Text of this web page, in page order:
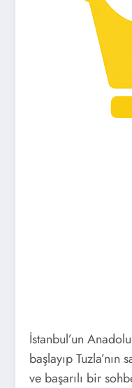
İstanbul’un
başlayıp
ve başarılı bir